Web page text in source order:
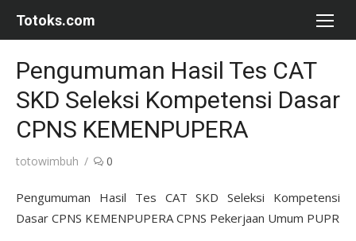
Totoks.com
Pengumuman Hasil Tes CAT
SKD Seleksi Kompetensi Dasar
CPNS KEMENPUPERA
Author
totowimbuh 0
Pengumuman Hasil Tes CAT SKD Seleksi Kompetensi
Dasar CPNS KEMENPUPERA CPNS Pekerjaan Umum PUPR